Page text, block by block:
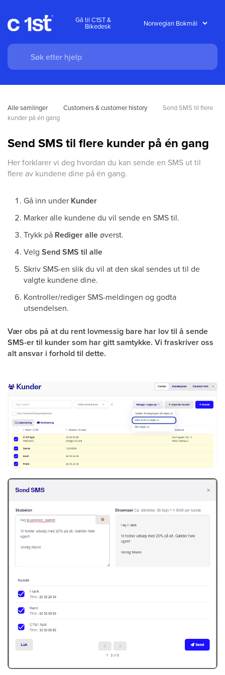
Gå til C1ST &
Bikedesk
Alle samlinger Customers & customer history
Send SMS til flere
kunder på én gang
Send SMS til flere kunder på én gang
Her forklarer vi deg hvordan du kan sende en SMS ut til
flere av kundene dine på én gang.
Gå inn under Kunder
Marker alle kundene du vil sende en SMS til.
Trykk på Rediger alleøverst.
Velg Send SMS til alle
Skriv SMS-en slik du vil at den skal sendes ut til de
valgte kundene dine.
Kontroller/rediger SMS-meldingen og godta
utsendelsen.
Vær obs på at du rent lovmessig bare har lov til å sende
SMS-er til kunder som har gitt samtykke. Vi fraskriver oss
alt ansvar i forhold til dette.